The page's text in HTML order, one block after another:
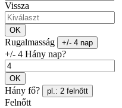
Vissza
OK
Rugalmasság +/- 4 nap
+/- 4 Hány nap?
OK
Hány fő? pl.: 2 felnőtt
Felnőtt